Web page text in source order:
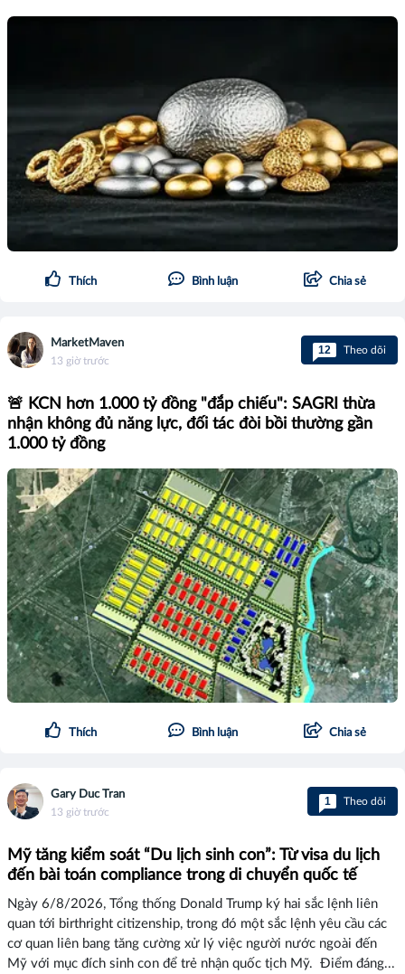
Thích Bình luận Chia sẻ
MarketMaven
13 giờ trước
12 Theo dõi
🚨 KCN hơn 1.000 tỷ đồng "đắp chiếu": SAGRI thừa
nhận không đủ năng lực, đối tác đòi bồi thường gần
1.000 tỷ đồng
Thích Bình luận Chia sẻ
Gary Duc Tran
13 giờ trước
1 Theo dõi
Mỹ tăng kiểm soát “Du lịch sinh con”: Từ visa du lịch
đến bài toán compliance trong di chuyển quốc tế
Ngày 6/8/2026, Tổng thống Donald Trump ký hai sắc lệnh liên
quan tới birthright citizenship, trong đó một sắc lệnh yêu cầu các
cơ quan liên bang tăng cường xử lý việc người nước ngoài đến
Mỹ với mục đích sinh con để trẻ nhận quốc tịch Mỹ. Điểm đáng...